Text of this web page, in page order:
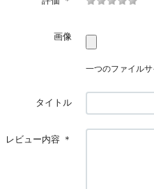
画像
一つのファイル
タイトル
レビュー内容 ＊